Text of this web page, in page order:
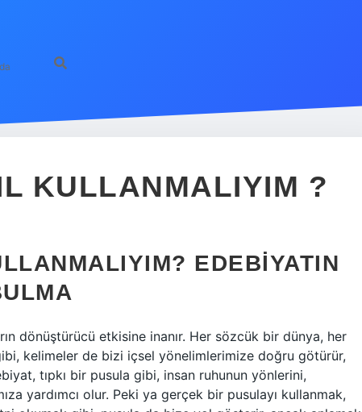
KULLANMALIYIM ?
EDEBIYATIN
dönüştürücü etkisine inanır. Her sözcük bir dünya, her
kelimeler de bizi içsel yönelimlerimize doğru götürür,
tıpkı bir pusula gibi, insan ruhunun yönlerini,
yardımcı olur. Peki ya gerçek bir pusulayı kullanmak,